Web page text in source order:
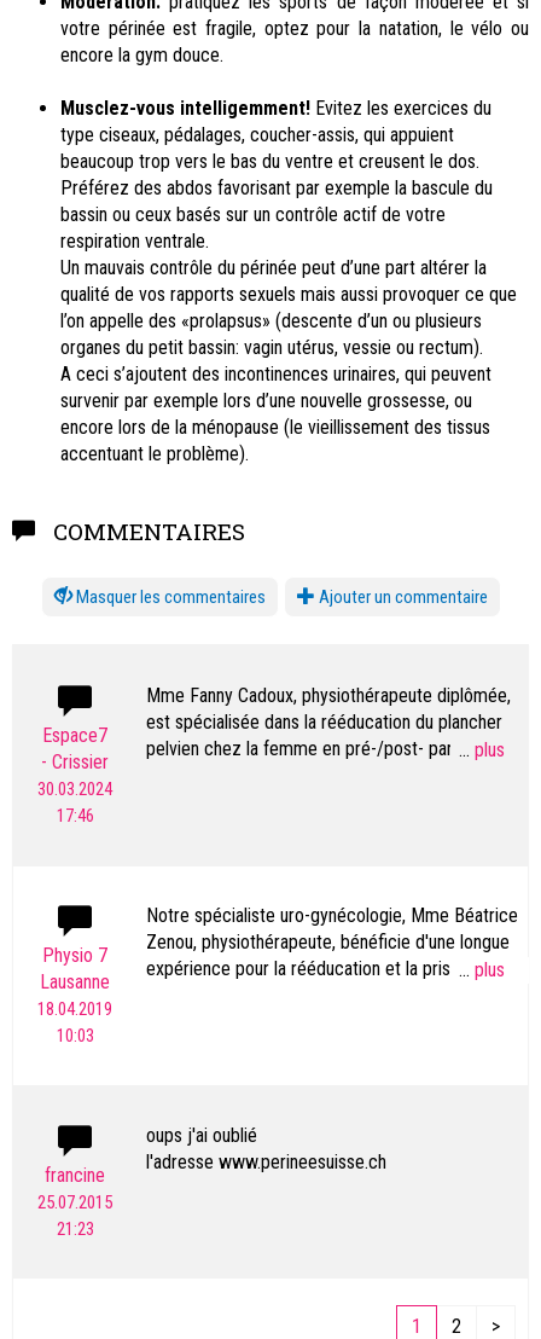
votre périnée est fragile, optez pour la natation, le vélo ou
encore la gym douce.
Musclez-vous intelligemment! Evitez les exercices du
type ciseaux, pédalages, coucher-assis, qui appuient
beaucoup trop vers le bas du ventre et creusent le dos.
Préférez des abdos favorisant par exemple la bascule du
bassin ou ceux basés sur un contrôle actif de votre
respiration ventrale.
Un mauvais contrôle du périnée peut d’une part altérer la
qualité de vos rapports sexuels mais aussi provoquer ce que
l’on appelle des «prolapsus» (descente d’un ou plusieurs
organes du petit bassin: vagin utérus, vessie ou rectum).
A ceci s’ajoutent des incontinences urinaires, qui peuvent
survenir par exemple lors d’une nouvelle grossesse, ou
encore lors de la ménopause (le vieillissement des tissus
accentuant le problème).
COMMENTAIRES
les commentaires Ajouter un commentaire
Espace7
- Crissier
30.03.2024
17:46
Mme Fanny Cadoux, physiothérapeute diplômée,
est spécialisée dans la rééducation du plancher
pelvien chez la femme en pré-/post- partum et
Elle dispose d'un appareil Biostim 2.2+ de
dernière génération.
Les conseils en rééducation lombo-abdominale,
...
Physio 7
Lausanne
18.04.2019
10:03
Notre spécialiste uro-gynécologie, Mme Béatrice
Zenou, physiothérapeute, bénéficie d'une longue
expérience pour la rééducation et la prise en
...
francine
25.07.2015
21:23
oups j'ai oublié
l'adresse www.perineesuisse.ch
1 2 >